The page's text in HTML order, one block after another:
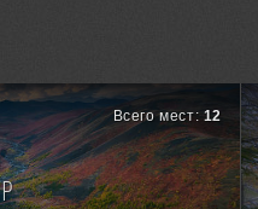
Всего мест: 12